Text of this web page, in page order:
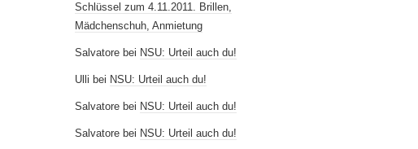
Schlüssel zum 4.11.2011. Brillen,
Mädchenschuh, Anmietung
Salvatore bei NSU: Urteil auch du!
Ulli bei NSU: Urteil auch du!
Salvatore bei NSU: Urteil auch du!
Salvatore bei NSU: Urteil auch du!